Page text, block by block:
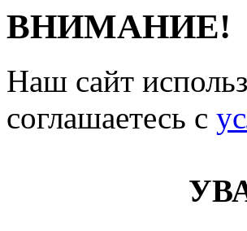
ВНИМАНИЕ!
Наш сайт
соглашаетесь c